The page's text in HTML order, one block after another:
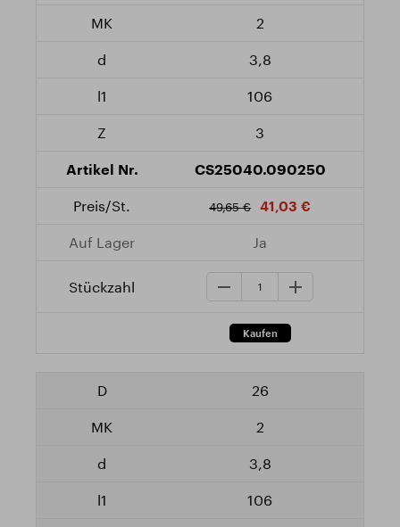
2
3,8
106
3
CS25040.090250
49,65 € 41,03 €
Ja
26
2
3,8
106